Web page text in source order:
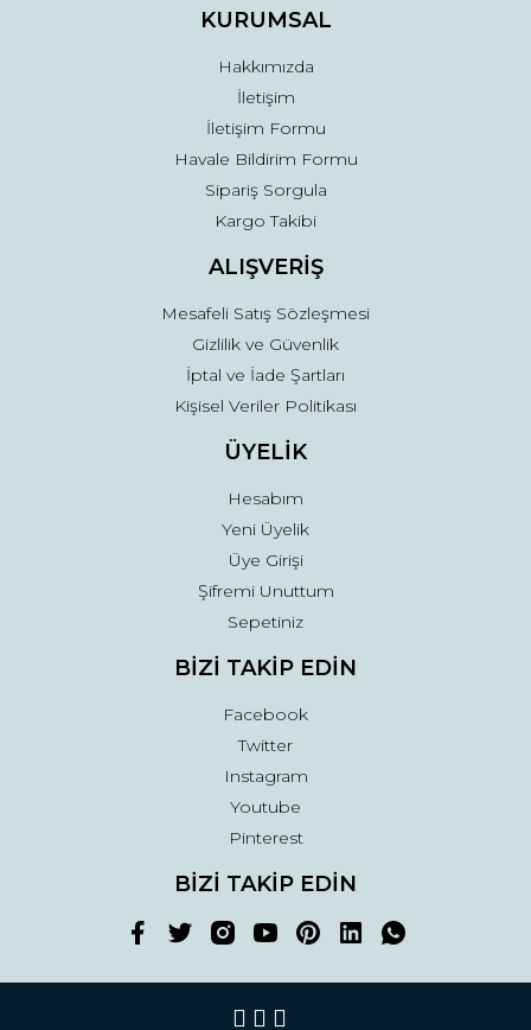
Ürün fiyatı diğer sitelerden daha pahalı.
Gönder
KURUMSAL
Hakkımızda
İletişim
İletişim Formu
Havale Bildirim Formu
Sipariş Sorgula
Kargo Takibi
ALIŞVERİŞ
Mesafeli Satış Sözleşmesi
Gizlilik ve Güvenlik
İptal ve İade Şartları
Kişisel Veriler Politikası
ÜYELİK
Hesabım
Yeni Üyelik
Üye Girişi
Şifremi Unuttum
Sepetiniz
BİZİ TAKİP EDİN
Facebook
Twitter
Instagram
Youtube
Pinterest
BİZİ TAKİP EDİN